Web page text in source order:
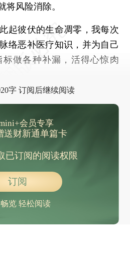
将风险消除。
彼伏的生命凋零，我每次
络恶补医疗知识，并为自己
做各种补漏，活得心惊肉
字 订阅后继续阅读
会员专享
送财新通单篇卡
已订阅的阅读权限
订阅
览 轻松阅读